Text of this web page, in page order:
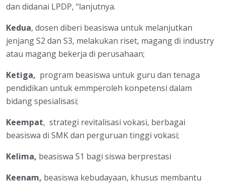
dan didanai LPDP, “lanjutnya.
Kedua, dosen diberi beasiswa untuk melanjutkan
jenjang S2 dan S3, melakukan riset, magang di industry
atau magang bekerja di perusahaan;
Ketiga, program beasiswa untuk guru dan tenaga
pendidikan untuk emmperoleh konpetensi dalam
bidang spesialisasi;
Keempat, strategi revitalisasi vokasi, berbagai
beasiswa di SMK dan perguruan tinggi vokasi;
Kelima, beasiswa S1 bagi siswa berprestasi
Keenam, beasiswa kebudayaan, khusus membantu